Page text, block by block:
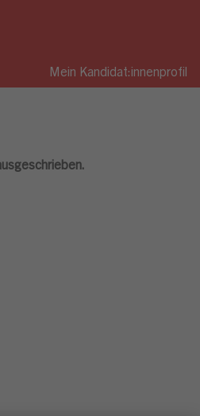
Mein Kandidat:innenprofil